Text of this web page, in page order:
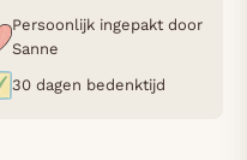
Persoonlijk ingepakt door
Sanne
30 dagen bedenktijd